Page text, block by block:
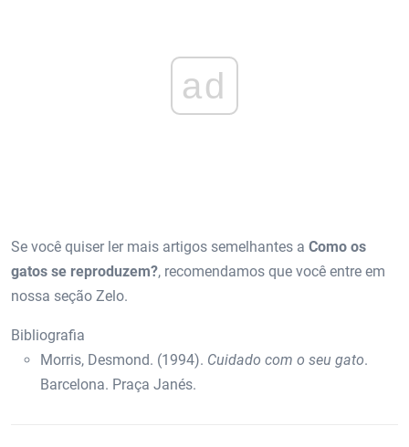
ad
Se você quiser ler mais artigos semelhantes a Como os
gatos se reproduzem?, recomendamos que você entre em
nossa seção Zelo.
Bibliografia
Morris, Desmond. (1994). Cuidado com o seu gato.
Barcelona. Praça Janés.